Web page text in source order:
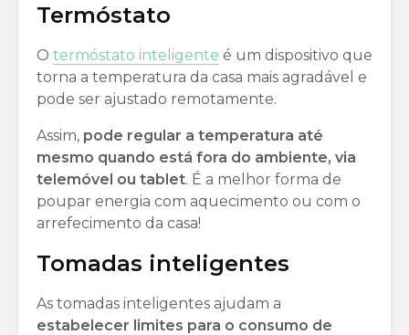
Termóstato
O termóstato inteligente é um dispositivo que
torna a temperatura da casa mais agradável e
pode ser ajustado remotamente.
Assim, pode regular a temperatura até
mesmo quando está fora do ambiente, via
telemóvel ou tablet. É a melhor forma de
poupar energia com aquecimento ou com o
arrefecimento da casa!
Tomadas inteligentes
As tomadas inteligentes ajudam a
estabelecer limites para o consumo de